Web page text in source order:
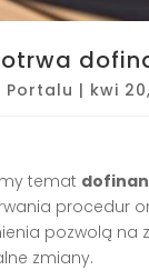
Portalu | kwi
temat
procedur
pozwolą
zmiany.